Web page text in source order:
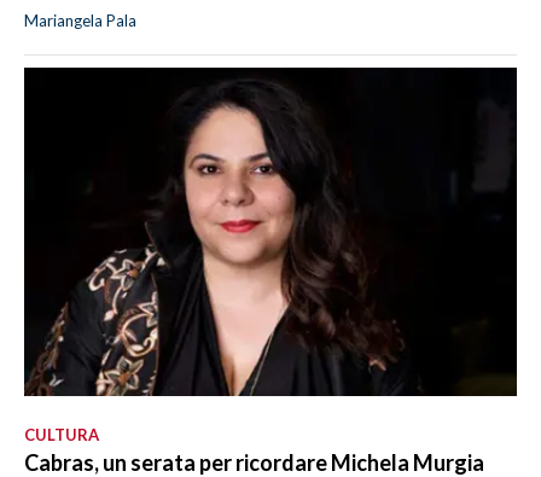
Mariangela Pala
CULTURA
Cabras, un serata per ricordare Michela Murgia